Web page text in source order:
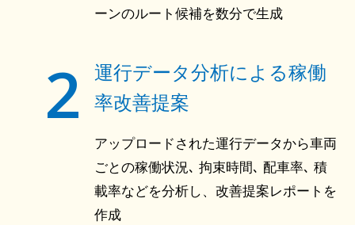
ーンのルート候補を数分で生成
運行データ分析による稼働
率改善提案
2
アップロードされた運行データから車両
ごとの稼働状況､ 拘束時間､ 配車率､ 積
載率などを分析し、改善提案レポートを
作成